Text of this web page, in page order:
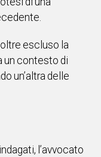
escluso la
un contesto di
un’altra delle
l’avvocato